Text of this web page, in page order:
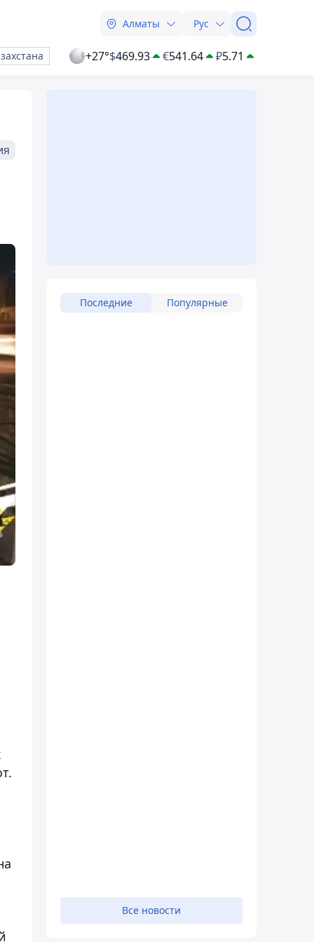
Алматы Рус
+27°$469.93 €541.64 ₽5.71
Последние Популярные
Все новости